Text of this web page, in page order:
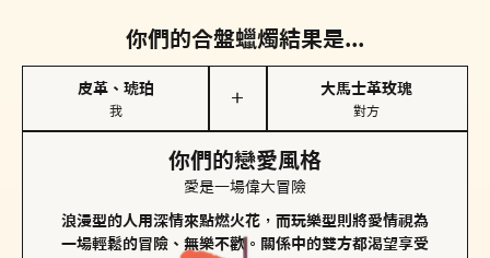
你們的合盤蠟燭結果是...
皮革、琥珀
我
＋
大馬士革玫瑰
對方
你們的戀愛風格
愛是一場偉大冒險
浪漫型的人用深情來點燃火花，而玩樂型則將愛情視為
一場輕鬆的冒險、無樂不歡。關係中的雙方都渴望享受